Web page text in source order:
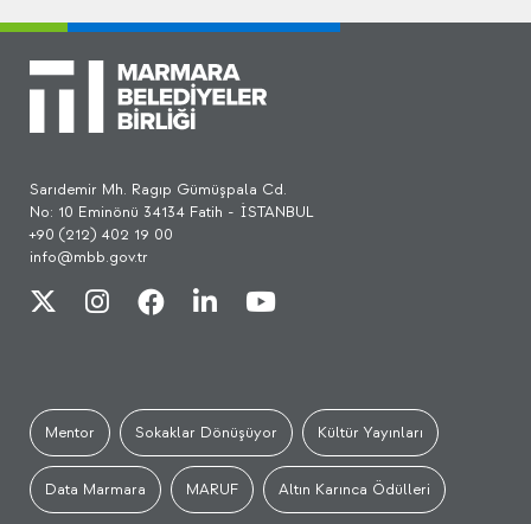
Sarıdemir Mh. Ragıp Gümüşpala Cd.
No: 10 Eminönü 34134 Fatih - İSTANBUL
+90 (212) 402 19 00
info@mbb.gov.tr
Mentor Sokaklar Dönüşüyor Kültür Yayınları
Data Marmara MARUF Altın Karınca Ödülleri